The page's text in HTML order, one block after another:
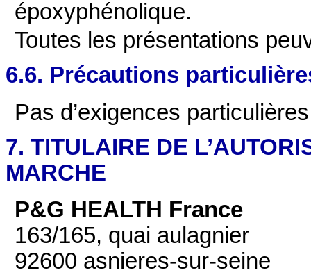
époxyphénolique.
Toutes les présentations
6.6. Précautions
Pas d’exigences
7. TITULAIRE DE
MARCHE
P&G HEALTH France
163/165, quai aulagnier
92600 asnieres-sur-seine